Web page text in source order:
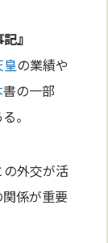
記』
皇の業績や
書の一部
。
の外交が活
係が重要